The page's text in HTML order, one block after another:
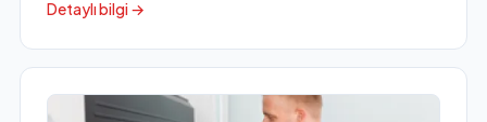
Detaylı bilgi →